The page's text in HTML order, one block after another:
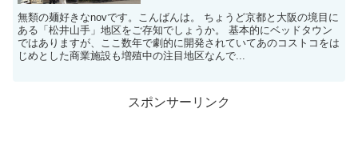
無類の麺好きなnovです。こんばんは。 ちょうど京都と大阪の境目に
ある「松井山手」地区をご存知でしょうか。 基本的にベッドタウン
ではありますが、ここ数年で劇的に開発されていてあのコストコをは
じめとした商業施設も増殖中の注目地区なんで...
スポンサーリンク